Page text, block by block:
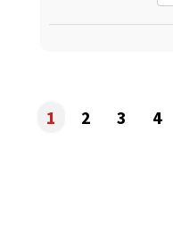
1 2 3 4